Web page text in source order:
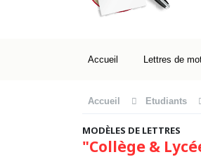
Accueil Lettres de
Accueil Etudiants
MODÈLES DE LETTRES
"Collège &